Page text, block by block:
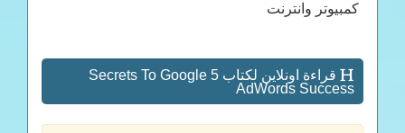
كمبيوتر وانترنت
قراءة اونلاين لكتاب 5 Secrets To Google
AdWords Success